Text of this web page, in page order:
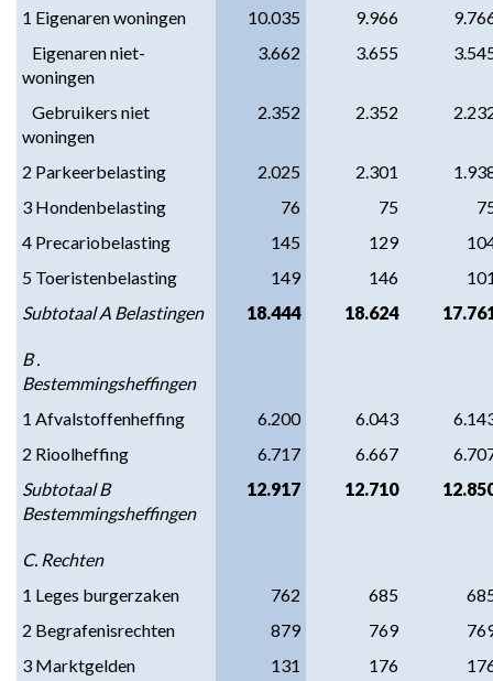
Lokale
Geraamde
opbrengsten
1 Eigenaren woningen
10.035 9.966
woningen
3.662 3.655
woningen
2.352 2.352
2 Parkeerbelasting 2.025 2.301
3 Hondenbelasting
76 75
4 Precariobelasting
145 129
5 Toeristenbelasting
149 146
Subtotaal A Belastingen
18.444 18.624
B .
Bestemmingsheffingen
1 Afvalstoffenheffing
6.200 6.043
2 Rioolheffing
6.717 6.667
Subtotaal B
Bestemmingsheffingen
12.917 12.710
C. Rechten
1 Leges burgerzaken
762 685
2 Begrafenisrechten
879 769
3 Marktgelden
131 176